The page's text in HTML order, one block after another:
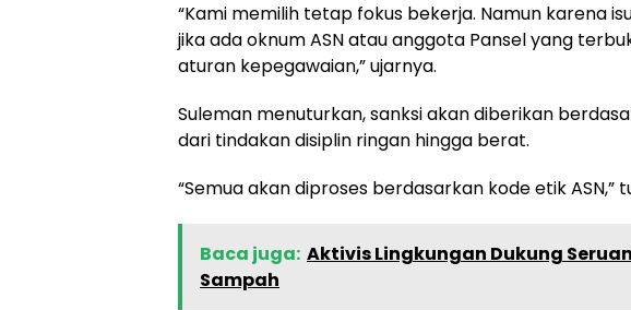
“Kami memilih tetap fokus bekerja. Namun karena
jika ada oknum ASN atau anggota Pansel yang
aturan kepegawaian,” ujarnya.
Suleman menuturkan, sanksi akan diberikan
dari tindakan disiplin ringan hingga berat.
“Semua akan diproses berdasarkan kode etik ASN,”
Baca juga: Aktivis Lingkungan Dukung
Sampah